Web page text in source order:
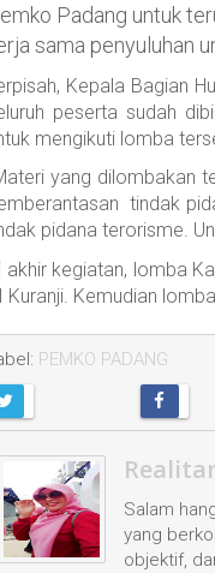
Padang untuk
sama penyuluhan
Kepala Bagian
peserta sudah
mengikuti lomba
yang dilombakan
tindak
pidana terorisme.
akhir kegiatan, lomba
Kuranji. Kemudian
PEMKO PADANG
Salam
yang
objektif,